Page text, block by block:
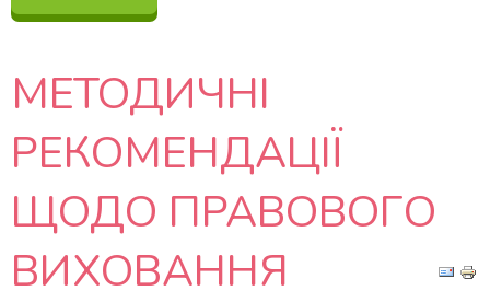
МЕТОДИЧНІ
РЕКОМЕНДАЦІЇ
ЩОДО ПРАВОВОГО
ВИХОВАННЯ